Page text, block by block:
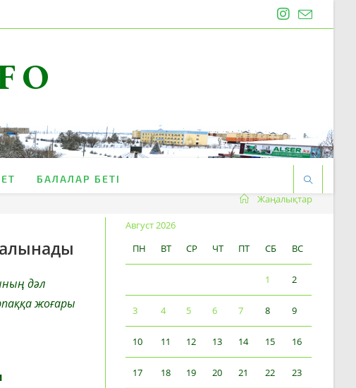
БАЛАЛАР БЕТІ
Жаңалықтар
дәл
жоғары
Август 2026
ПН
ВТ СР ЧТ ПТ СБ ВС
1 2
3 4 5 6 7 8 9
10 11 12 13 14 15 16
17 18 19 20 21 22 23